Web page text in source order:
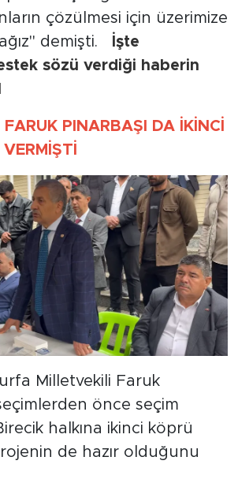
çözülmesi için üzerimize
demişti.
İşte
sözü verdiği haberin
PINARBAŞI DA İKİNCİ
Milletvekili Faruk
önce seçim
halkına ikinci köprü
de hazır olduğunu